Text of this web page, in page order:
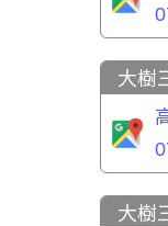
大樹
大樹